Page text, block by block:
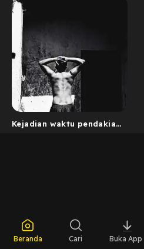
Kejadian waktu pendakian
Beranda Cari Buka App